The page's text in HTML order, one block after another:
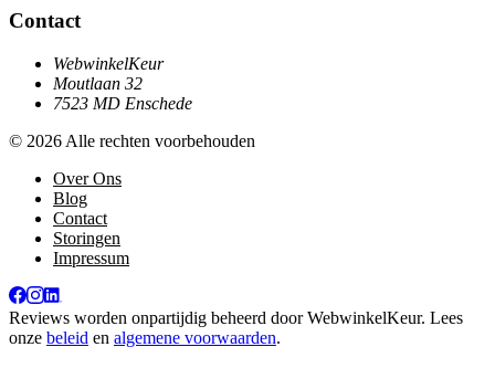
Contact
WebwinkelKeur
Moutlaan 32
7523 MD Enschede
© 2026 Alle rechten voorbehouden
Over Ons
Blog
Contact
Storingen
Impressum
Reviews worden onpartijdig beheerd doorWebwinkelKeur. Lees
onze beleid en algemene voorwaarden.